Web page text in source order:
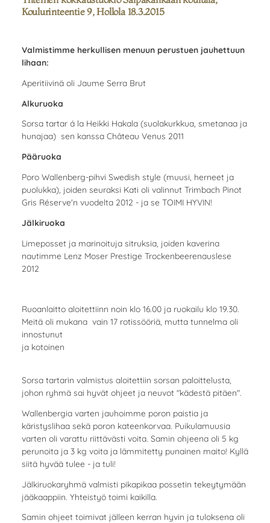
Koulurinteentie 9, Hollola 18.3.2015
Valmistimme herkullisen menuun perustuen jauhettuun
lihaan:
Aperitiivinä oli Jaume Serra Brut
Alkuruoka
Sorsa tartar á la Heikki Hakala (suolakurkkua, smetanaa ja
hunajaa) sen kanssa Château Venus 2011
Pääruoka
Poro Wallenberg-pihvi Swedish style (muusi, herneet ja
puolukka), joiden seuraksi Kati oli valinnut Trimbach Pinot
Gris Réserve'n vuodelta 2012 - ja se TOIMI HYVIN!
Jälkiruoka
Limeposset ja marinoituja sitruksia, joiden kaverina
nautimme Lenz Moser Prestige Trockenbeerenauslese
2012
Ruoanlaitto aloitettiinn noin klo 16.00 ja ruokailu klo 19.30.
Meitä oli mukana vain 17 rotissööriä, mutta tunnelma oli
innostunut
ja kotoinen
Sorsa tartarin valmistus aloitettiin sorsan paloittelusta,
johon ryhmä sai hyvät ohjeet ja neuvot "kädestä pitäen".
Wallenbergia varten jauhoimme poron paistia ja
käristyslihaa sekä poron kateenkorvaa. Puikulamuusia
varten oli varattu riittävästi voita. Samin ohjeena oli 5 kg
perunoita ja 3 kg voita ja lämmitetty punainen maito! Kyllä
siitä hyvää tulee - ja tuli!
Jälkiruokaryhmä valmisti pikapikaa possetin tekeytymään
jääkaappiin. Yhteistyö toimi kaikilla.
Samin ohjeet toimivat jälleen kerran hyvin ja tuloksena oli